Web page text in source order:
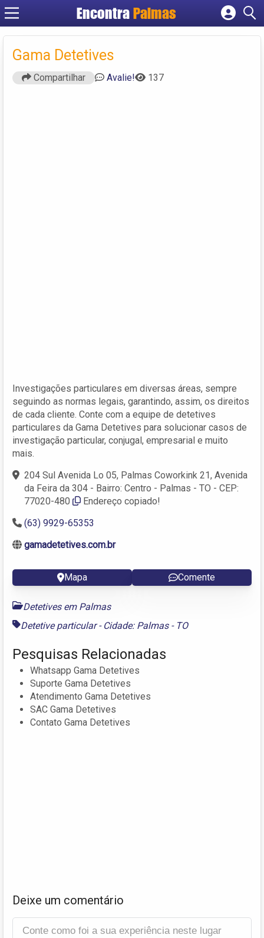
Encontra Palmas
Cadastrar empresa
Gama Detetives
Compartilhar Avalie! 137
Investigações particulares em diversas áreas, sempre
seguindo as normas legais, garantindo, assim, os direitos
de cada cliente. Conte com a equipe de detetives
particulares da Gama Detetives para solucionar casos de
investigação particular, conjugal, empresarial e muito
mais.
204 Sul Avenida Lo 05, Palmas Coworkink 21, Avenida
da Feira da 304 - Bairro: Centro - Palmas - TO - CEP:
77020-480
Endereço copiado!
(63) 9929-65353
gamadetetives.com.br
Mapa Comente
Detetives em Palmas
Detetive particular - Cidade: Palmas - TO
Pesquisas Relacionadas
Whatsapp Gama Detetives
Suporte Gama Detetives
Atendimento Gama Detetives
SAC Gama Detetives
Contato Gama Detetives
Deixe um comentário